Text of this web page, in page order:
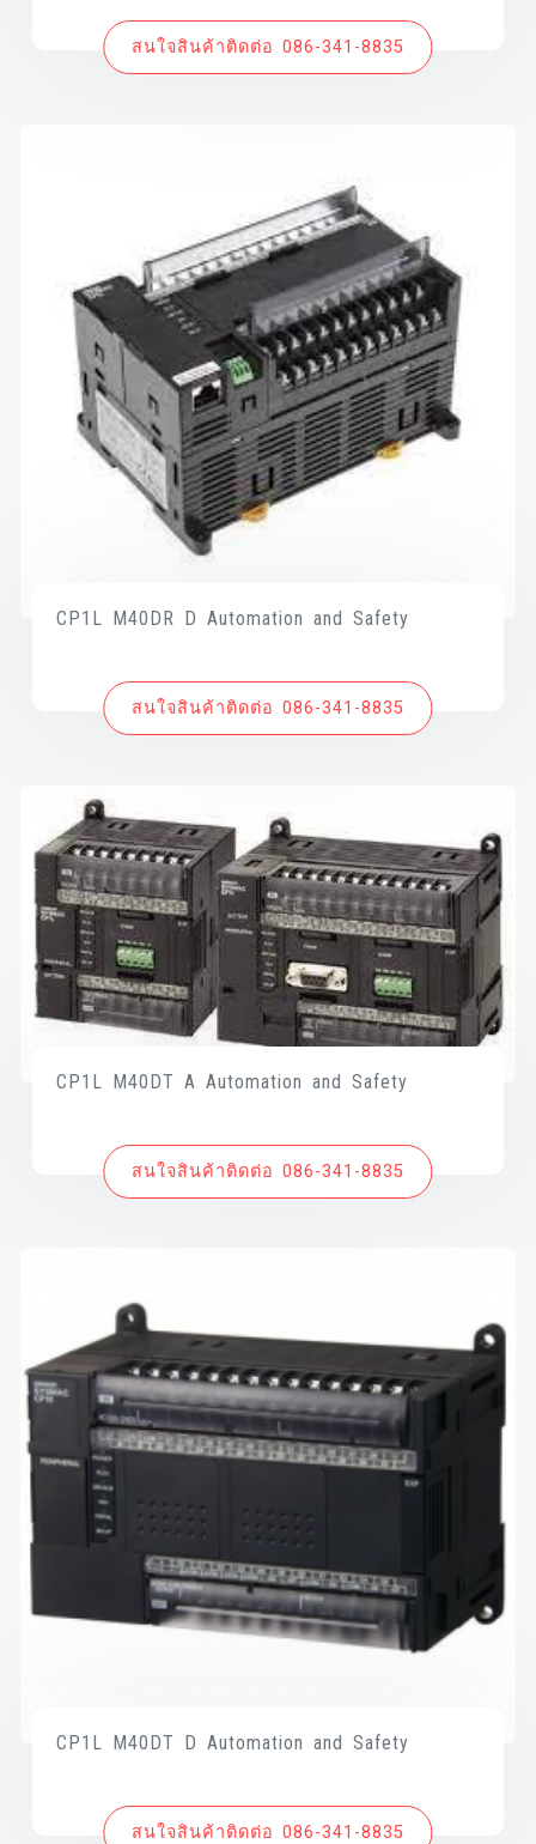
สนใจสินค้าติดต่อ 086-341-8835
CP1L M40DR D Automation and Safety
สนใจสินค้าติดต่อ 086-341-8835
CP1L M40DT A Automation and Safety
สนใจสินค้าติดต่อ 086-341-8835
CP1L M40DT D Automation and Safety
สนใจสินค้าติดต่อ 086-341-8835